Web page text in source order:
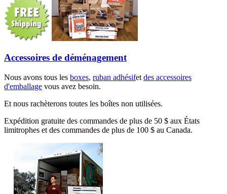
Accessoires de déménagement
Nous avons tous les boxes, ruban adhésifet des accessoires
d'emballage vous avez besoin.
Et nous rachèterons toutes les boîtes non utilisées.
Expédition gratuite des commandes de plus de 50 $ aux États
limitrophes et des commandes de plus de 100 $ au Canada.